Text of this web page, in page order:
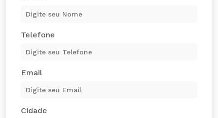
Telefone
Email
Cidade